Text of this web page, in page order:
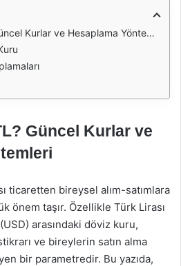
Kurlar ve Hesaplama Yöntemleri
Güncel Kurlar ve
ticaretten bireysel alım-satımlara
önem taşır. Özellikle Türk Lirası
arasındaki döviz kuru,
ve bireylerin satın alma
bir parametredir. Bu yazıda,